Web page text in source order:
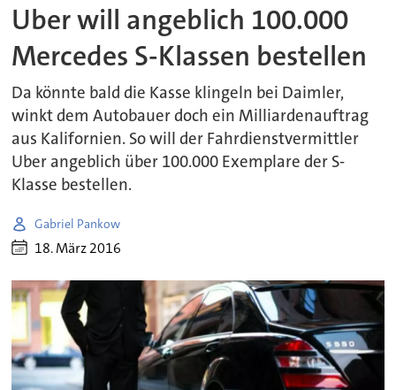
Uber will angeblich 100.000
Mercedes S-Klassen bestellen
Da könnte bald die Kasse klingeln bei Daimler,
winkt dem Autobauer doch ein Milliardenauftrag
aus Kalifornien. So will der Fahrdienstvermittler
Uber angeblich über 100.000 Exemplare der S-
Klasse bestellen.
Gabriel Pankow
18. März 2016